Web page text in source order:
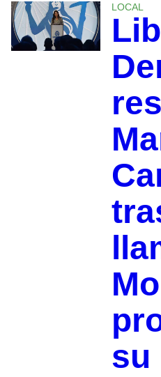
LOCAL
su